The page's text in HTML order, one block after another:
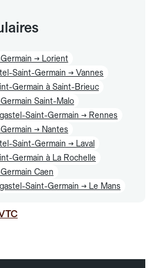
→ Lorient
Saint-Germain → Vannes
Germain à Saint-Brieuc
Saint-Malo
Saint-Germain → Rennes
→ Nantes
Saint-Germain → Laval
Germain à La Rochelle
Caen
Saint-Germain → Le Mans